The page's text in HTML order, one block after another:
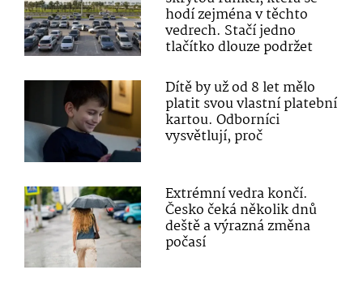
hodí zejména v těchto
vedrech. Stačí jedno
tlačítko dlouze podržet
Dítě by už od 8 let mělo
platit svou vlastní platební
kartou. Odborníci
vysvětlují, proč
Extrémní vedra končí.
Česko čeká několik dnů
deště a výrazná změna
počasí